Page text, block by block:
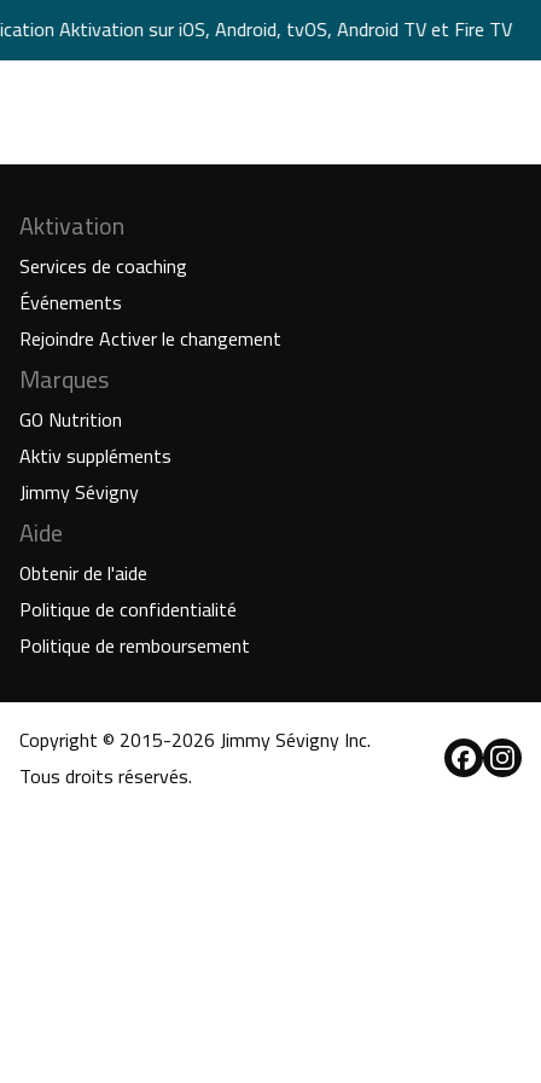
Aktivation sur iOS, Android, tvOS, Android TV et Fire TV
Aktivation
Services de coaching
Événements
Rejoindre Activer le changement
Marques
GO Nutrition
Aktiv suppléments
Jimmy Sévigny
Aide
Obtenir de l'aide
Politique de confidentialité
Politique de remboursement
Copyright © 2015-2026Jimmy Sévigny Inc.
Tous droits réservés.